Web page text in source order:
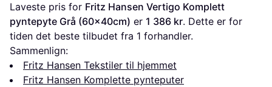
Laveste pris for Fritz Hansen Vertigo Komplett
pyntepyte Grå (60x40cm) er 1 386 kr. Dette er for
tiden det beste tilbudet fra 1 forhandler.
Sammenlign:
Fritz Hansen Tekstiler til hjemmet
Fritz Hansen Komplette pynteputer